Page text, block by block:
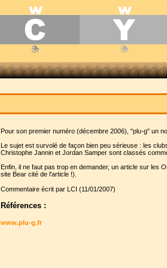
Pour son premier numéro (décembre 2006), "plu-g" un
Le sujet est survolé de façon bien peu sérieuse : les
Christophe Jannin et Jordan Samper sont classés
Enfin, il ne faut pas trop en demander, un article sur les
site Bear cité de l'article !).
Commentaire écrit par LCI (11/01/2007)
Références :
www.plu-g.fr